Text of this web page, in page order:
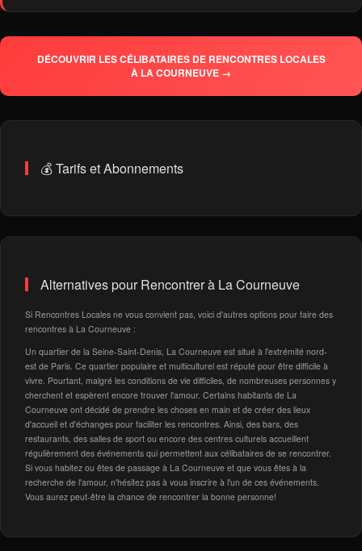
DÉCOUVRIR LES CÉLIBATAIRES DE RENCONTRES LOCALES
À LA COURNEUVE →
💰 Tarifs et Abonnements
Alternatives pour Rencontrer à La Courneuve
Si Rencontres Locales ne vous convient pas, voici d'autres options pour faire des
rencontres à La Courneuve :
Un quartier de la Seine-Saint-Denis, La Courneuve est situé à l'extrémité nord-
est de Paris. Ce quartier populaire et multiculturel est réputé pour être difficile à
vivre. Pourtant, malgré les conditions de vie difficiles, de nombreuses personnes y
cherchent et espèrent encore trouver l'amour. Certains habitants de La
Courneuve ont décidé de prendre les choses en main et de créer des lieux
d'accueil et d'échanges pour faciliter les rencontres. Ainsi, des bars, des
restaurants, des salles de sport ou encore des centres culturels accueillent
régulièrement des événements qui permettent aux célibataires de se rencontrer.
Si vous habitez ou êtes de passage à La Courneuve et que vous êtes à la
recherche de l'amour, n'hésitez pas à vous inscrire à l'un de ces événements.
Vous aurez peut-être la chance de rencontrer la bonne personne!